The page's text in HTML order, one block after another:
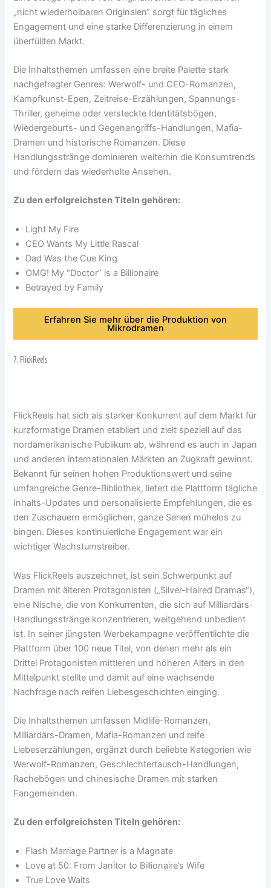
„nicht wiederholbaren Originalen“ sorgt für tägliches
Engagement und eine starke Differenzierung in einem
überfüllten Markt.
Die Inhaltsthemen umfassen eine breite Palette stark
nachgefragter Genres: Werwolf- und CEO-Romanzen,
Kampfkunst-Epen, Zeitreise-Erzählungen, Spannungs-
Thriller, geheime oder versteckte Identitätsbögen,
Wiedergeburts- und Gegenangriffs-Handlungen, Mafia-
Dramen und historische Romanzen. Diese
Handlungsstränge dominieren weiterhin die Konsumtrends
und fördern das wiederholte Ansehen.
Zu den erfolgreichsten Titeln gehören:
Light My Fire
CEO Wants My Little Rascal
Dad Was the Cue King
OMG! My “Doctor” is a Billionaire
Betrayed by Family
Erfahren Sie mehr über die Produktion von
Mikrodramen
7. FlickReels
FlickReels hat sich als starker Konkurrent auf dem Markt für
kurzformatige Dramen etabliert und zielt speziell auf das
nordamerikanische Publikum ab, während es auch in Japan
und anderen internationalen Märkten an Zugkraft gewinnt.
Bekannt für seinen hohen Produktionswert und seine
umfangreiche Genre-Bibliothek, liefert die Plattform tägliche
Inhalts-Updates und personalisierte Empfehlungen, die es
den Zuschauern ermöglichen, ganze Serien mühelos zu
bingen. Dieses kontinuierliche Engagement war ein
wichtiger Wachstumstreiber.
Was FlickReels auszeichnet, ist sein Schwerpunkt auf
Dramen mit älteren Protagonisten („Silver-Haired Dramas“),
eine Nische, die von Konkurrenten, die sich auf Milliardärs-
Handlungsstränge konzentrieren, weitgehend unbedient
ist. In seiner jüngsten Werbekampagne veröffentlichte die
Plattform über 100 neue Titel, von denen mehr als ein
Drittel Protagonisten mittleren und höheren Alters in den
Mittelpunkt stellte und damit auf eine wachsende
Nachfrage nach reifen Liebesgeschichten einging.
Die Inhaltsthemen umfassen Midlife-Romanzen,
Milliardärs-Dramen, Mafia-Romanzen und reife
Liebeserzählungen, ergänzt durch beliebte Kategorien wie
Werwolf-Romanzen, Geschlechtertausch-Handlungen,
Rachebögen und chinesische Dramen mit starken
Fangemeinden.
Zu den erfolgreichsten Titeln gehören:
Flash Marriage Partner is a Magnate
Love at 50: From Janitor to Billionaire’s Wife
True Love Waits